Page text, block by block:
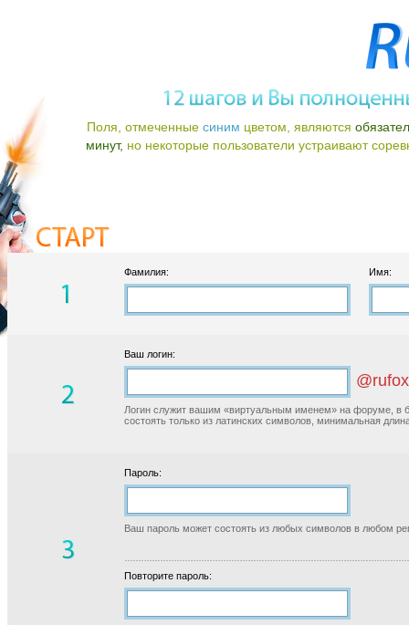
Поля, отмеченные синим цветом, являются
минут, но некоторые пользователи устраивают
Фамилия: Имя:
Ваш логин:
Логин служит вашим «виртуальным именем» на форуме, в
состоять только из латинских символов, минимальная
Пароль:
Ваш пароль может состоять из любых символов в любом
Повторите пароль: